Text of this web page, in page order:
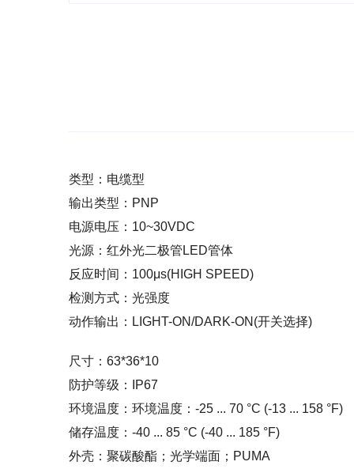
类型：电缆型
输出类型：PNP
电源电压：10~30VDC
光源：红外光二极管LED管体
反应时间：100μs(HIGH SPEED)
检测方式：光强度
动作输出：LIGHT-ON/DARK-ON(开关选择)
尺寸：63*36*10
防护等级：IP67
环境温度：环境温度：-25 ... 70 °C (-13 ... 158 °F)
储存温度：-40 ... 85 °C (-40 ... 185 °F)
外壳：聚碳酸酯；光学端面；PUMA